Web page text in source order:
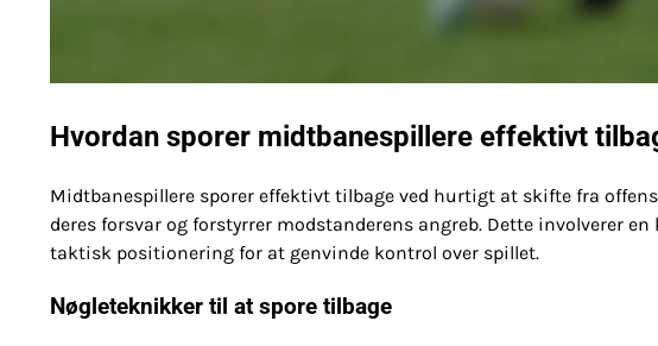
Hvordan sporer midtbanespillere effektivt
Midtbanespillere sporer effektivt tilbage ved hurtigt at skifte fra
deres forsvar og forstyrrer modstanderens angreb. Dette involverer
taktisk positionering for at genvinde kontrol over spillet.
Nøgleteknikker til at spore tilbage